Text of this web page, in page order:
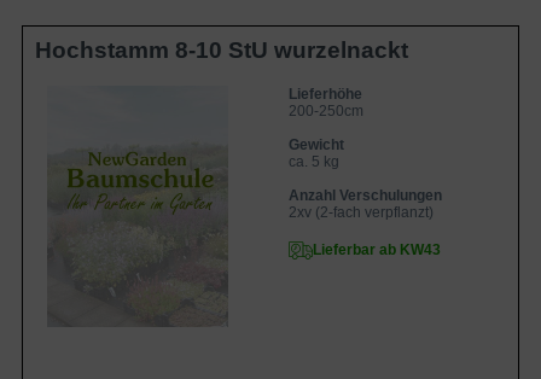
Hochstamm 8-10 StU wurzelnackt
Lieferhöhe
200-250cm
Gewicht
ca. 5 kg
Anzahl Verschulungen
2xv (2-fach verpflanzt)
Lieferbar ab KW43